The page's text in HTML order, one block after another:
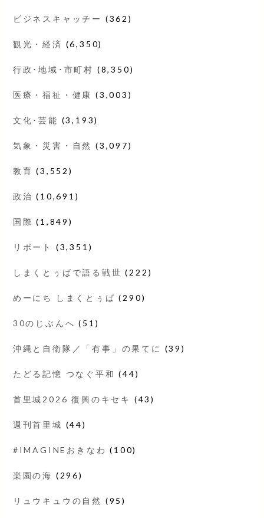
ビジネスキャッチー (362)
観光・経済 (6,350)
行政･地域･市町村 (8,350)
医療・福祉・健康 (3,003)
文化･芸能 (3,193)
気象・災害・自然 (3,097)
教育 (3,552)
政治 (10,691)
国際 (1,849)
リポート (3,351)
しまくとぅばで語る戦世 (222)
めーにち しまくとぅば (290)
30のじぶんへ (51)
沖縄と自衛隊／「有事」の果てに (39)
たどる記憶 つなぐ平和 (44)
首里城2026 復興のキセキ (43)
週刊首里城 (44)
#IMAGINEおきなわ (100)
楽園の海 (296)
リュウキュウの自然 (95)